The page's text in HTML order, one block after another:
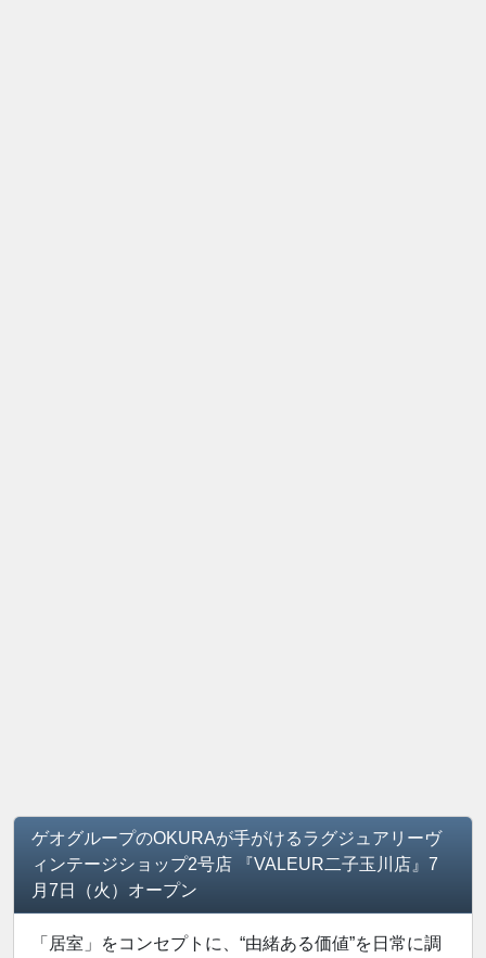
ゲオグループのOKURAが手がけるラグジュアリーヴ
ィンテージショップ2号店 『VALEUR二子玉川店』7
月7日（火）オープン
「居室」をコンセプトに、“由緒ある価値”を日常に調